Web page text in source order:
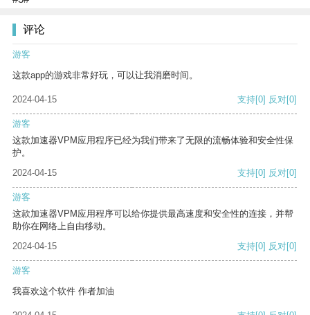
评论
游客
这款app的游戏非常好玩，可以让我消磨时间。
2024-04-15 支持[0] 反对[0]
游客
这款加速器VPM应用程序已经为我们带来了无限的流畅体验和安全性保
护。
2024-04-15
支持[0] 反对[0]
游客
这款加速器VPM应用程序可以给你提供最高速度和安全性的连接，并帮
助你在网络上自由移动。
2024-04-15
支持[0] 反对[0]
游客
我喜欢这个软件 作者加油